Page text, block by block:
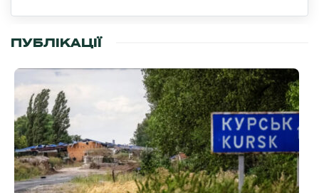
ПУБЛІКАЦІЇ